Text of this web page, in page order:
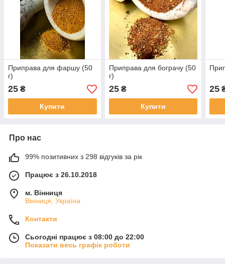
Приправа для фаршу (50
г)
25 ₴
Купити
Приправа для бограчу (50
г)
25₴
Купити
25
Про нас
99% позитивних з 298 відгуків за рік
Працює з 26.10.2018
м. Вінниця
Вінниця, Україна
Контакти
Сьогодні працює з 08:00 до 22:00
Показати весь графік роботи